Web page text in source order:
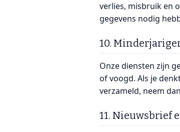
verlies, misbruik en
gegevens nodig
10.
Onze diensten zijn
of voogd. Als je
verzameld, neem
11. Nieuwsbrief